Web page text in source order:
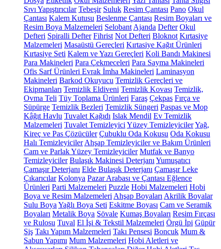
Sıvı Yapıştırıcılar Tebeşir Suluk Resim Çantası Pano Okul
Çantası Kalem Kutusu Beslenme Çantası Resim Boyaları ve
Resim Boya Malzemeleri Selobant Ajanda Defter Okul
Defteri Spiralli Defter Fihrist Not Defteri Bloknot Kırtasiye
Malzemeleri Masaüstü Gereçleri Kırtasiye Kağıt Ürünleri
Kırtasiye Seti Kalem ve Yazı Gereçleri Koli Bandı Makinesi
Para Makineleri Para Çekmeceleri Para Sayma Makineleri
Ofis Sarf Ürünleri Evrak İmha Makineleri Laminasyon
Makineleri Barkod Okuyucu Temizlik Gereçleri ve
Ekipmanları Temizlik Eldiveni Temizlik Kovası Temizlik,
Ovma Teli Tüy Toplama Ürünleri Faraş Çekpas Fırça ve
Süpürge Temizlik Bezleri Temizlik Süngeri Paspas ve Mop
Kâğıt Havlu Tuvalet Kağıdı Islak Mendil Ev Temizlik
Malzemeleri Tuvalet Temizleyici Yüzey TemizleyicilerYağ,
Kireç ve Pas Çözücüler Çubuklu Oda Kokusu Oda Kokusu
Halı Temizleyiciler Ahşap Temizleyiciler ve Bakım Ürünleri
Cam ve Parlak Yüzey Temizleyiciler Mutfak ve Banyo
Temizleyiciler Bulaşık Makinesi Deterjanı Yumuşatıcı
Çamaşır Deterjanı Elde Bulaşık Deterjanı Çamaşır Leke
Çıkarıcılar Kolonya Pazar Arabası ve Çantası Eğlence
Ürünleri Parti Malzemeleri Puzzle Hobi Malzemeleri Hobi
Boya ve Resim Malzemeleri Ahşap Boyaları Akrilik Boyalar
Sulu Boya Yağlı Boya Seti Eskitme Boyası Cam ve Seramik
Boyaları Metalik Boya Şövale Kumaş Boyaları Resim Fırçası
ve Rulosu Tuval El İşi & Tekstil Malzemeleri Örgü İpi Güpür
Şiş Takı Yapım Malzemeleri Takı Pensesi Boncuk Mum &
Sabun Yapımı Mum Malzemeleri Hobi Aletleri ve